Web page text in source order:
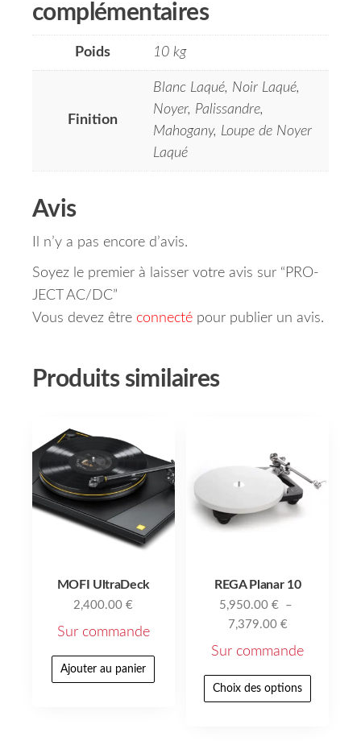
complémentaires
Poids 10 kg
Finition
Blanc Laqué, Noir Laqué,
Noyer, Palissandre,
Mahogany, Loupe de Noyer
Laqué
Avis
Il n’y a pas encore d’avis.
Soyez le premier à laisser votre avis sur “PRO-
JECT AC/DC”
Vous devez être connecté pour publier un avis.
Produits similaires
MOFI UltraDeck
2,400.00€
Sur commande
Ajouter au panier
REGA Planar 10
5,950.00€ –
7,379.00 €
Sur commande
Choix des options